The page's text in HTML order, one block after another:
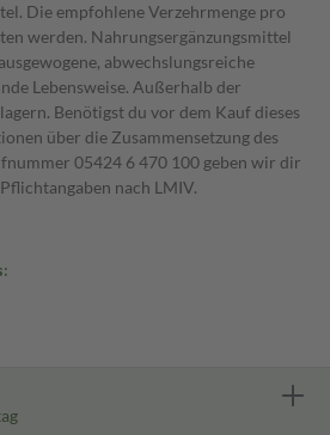
Die empfohlene Verzehrmenge pro
werden. Nahrungsergänzungsmittel
abwechslungsreiche
Lebensweise. Außerhalb der
Benötigst du vor dem Kauf dieses
über die Zusammensetzung des
05424 6 470 100 geben wir dir
nach LMIV.